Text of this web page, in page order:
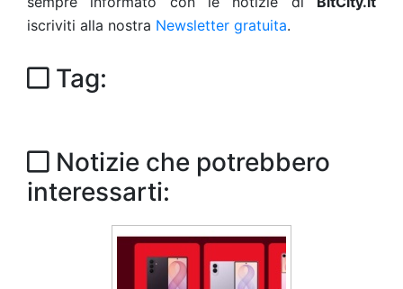
iscriviti alla nostra Newsletter gratuita.
Tag:
Notizie che potrebbero
interessarti: